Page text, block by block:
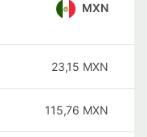
MXN
23,15 MXN
115,76 MXN